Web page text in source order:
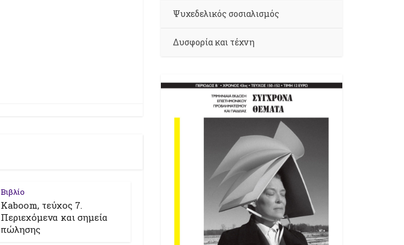
Βιβλίο
Kaboom, τεύχος 7.
Περιεχόμενα και σημεία
πώλησης
Ψυχεδελικός σοσιαλισμός
Δυσφορία και τέχνη